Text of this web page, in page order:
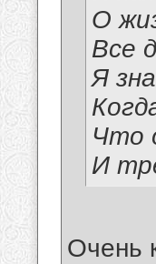
О
Все
Я
Что
И
Очень